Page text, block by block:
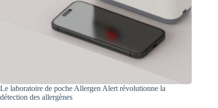
Le laboratoire de poche Allergen Alert révolutionne la
détection des allergènes